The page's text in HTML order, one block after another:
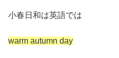
小春日和は英語では
warm autumn day